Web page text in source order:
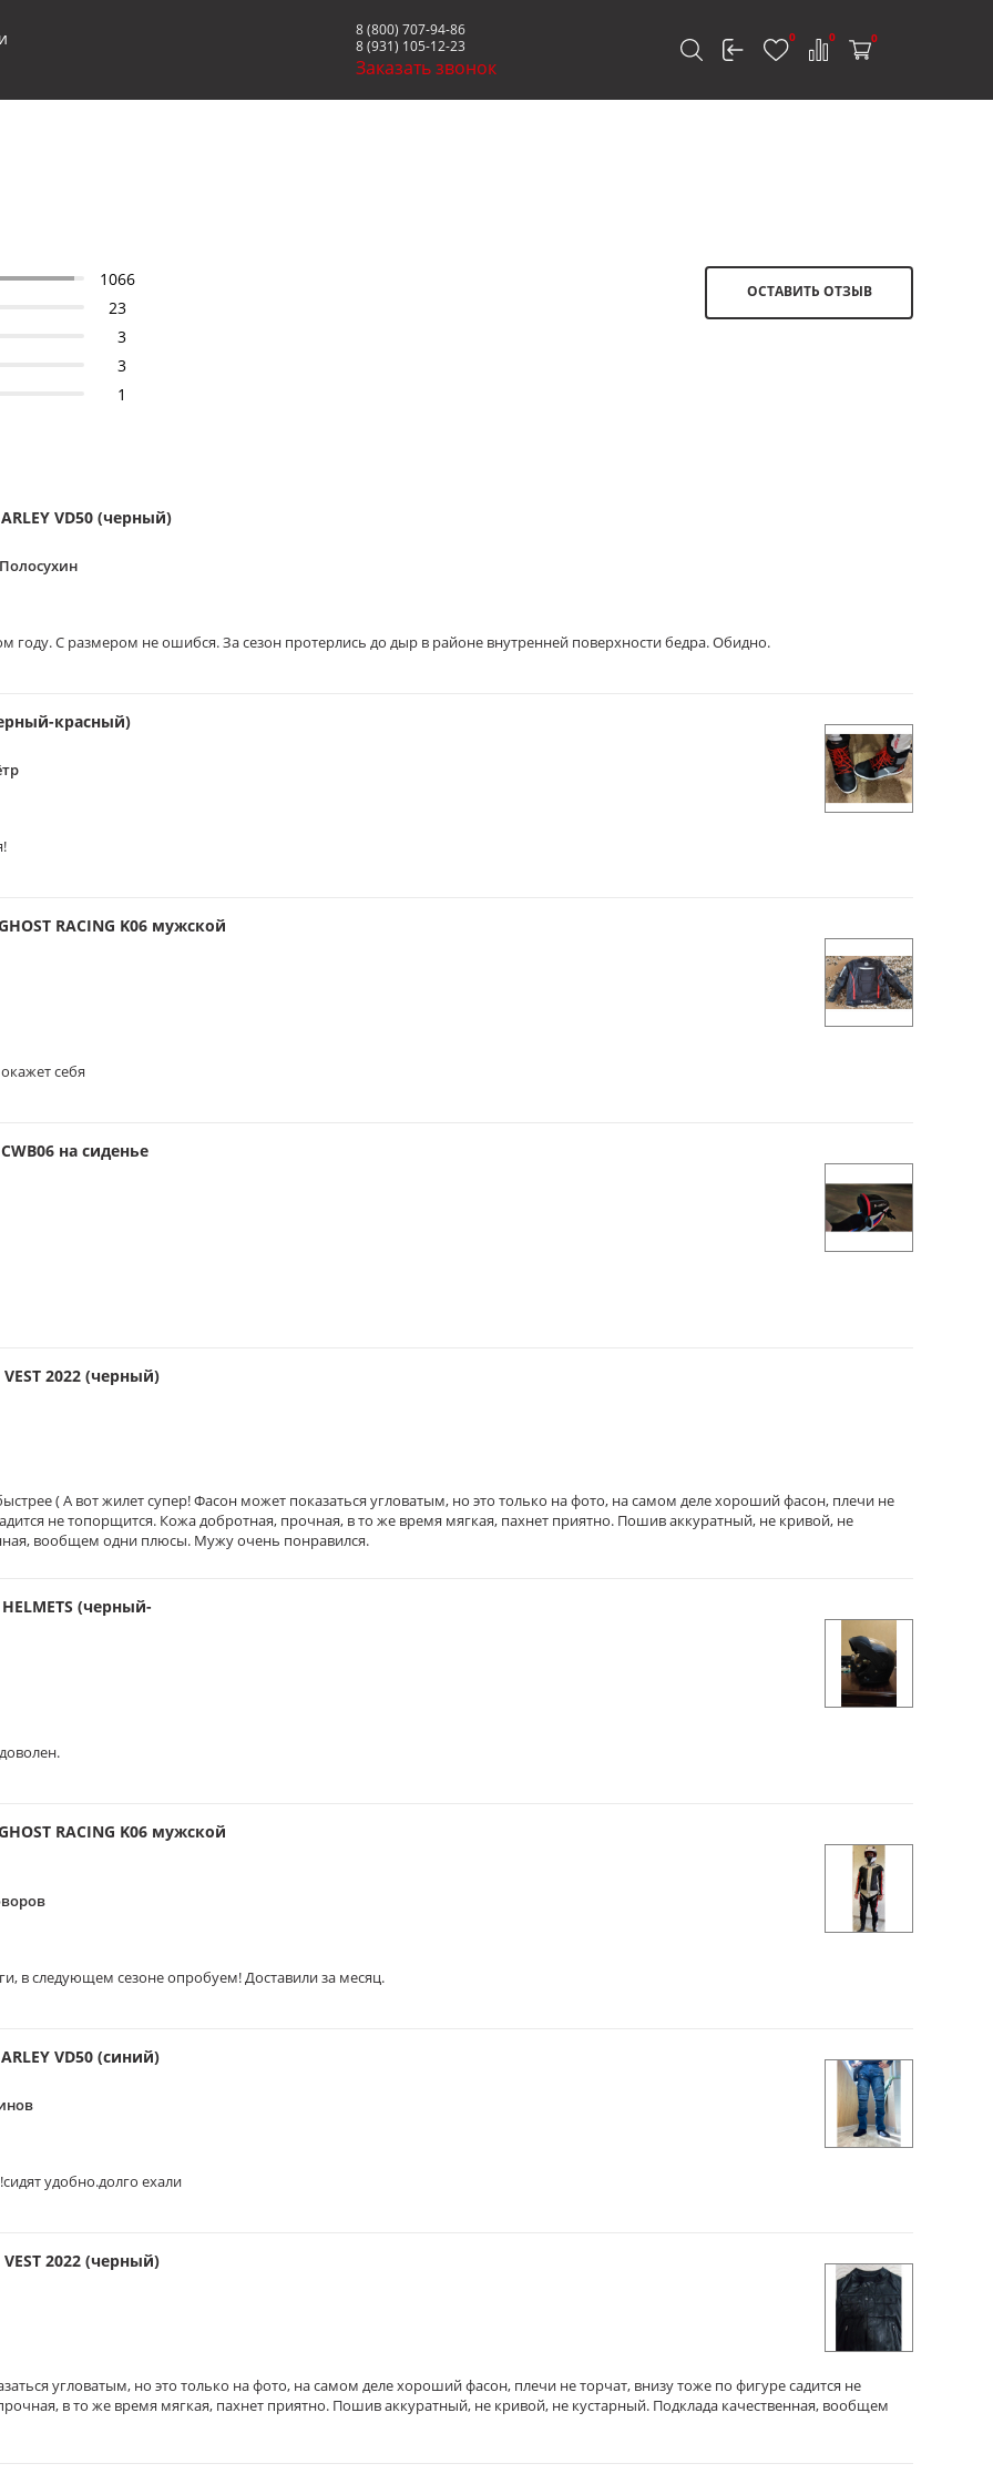
8 (800) 707-94-86
8 (931) 105-12-23
Заказать звонок
0 0 0
1066
23
3
3
1
ОСТАВИТЬ ОТЗЫВ
VD50 (черный)
году. С размером не ошибся. За сезон протерлись до дыр в районе внутренней поверхности бедра. Обидно.
красный)
RACING K06 мужской
себя
на сиденье
2022 (черный)
( А вот жилет супер! Фасон может показаться угловатым, но это только на фото, на самом деле хороший фасон, плечи не
не топорщится. Кожа добротная, прочная, в то же время мягкая, пахнет приятно. Пошив аккуратный, не кривой, не
вообщем одни плюсы. Мужу очень понравился.
(черный-
RACING K06 мужской
в следующем сезоне опробуем! Доставили за месяц.
VD50 (синий)
удобно.долго ехали
2022 (черный)
угловатым, но это только на фото, на самом деле хороший фасон, плечи не торчат, внизу тоже по фигуре садится не
в то же время мягкая, пахнет приятно. Пошив аккуратный, не кривой, не кустарный. Подклада качественная, вообщем